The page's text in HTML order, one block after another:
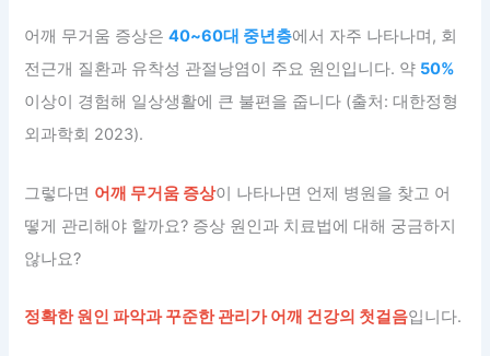
어깨 무거움 증상은40~60대 중년층에서 자주 나타나며, 회
전근개 질환과 유착성 관절낭염이 주요 원인입니다. 약 50%
이상이 경험해 일상생활에 큰 불편을 줍니다 (출처: 대한정형
외과학회 2023).
그렇다면 어깨 무거움 증상이 나타나면 언제 병원을 찾고 어
떻게 관리해야 할까요? 증상 원인과 치료법에 대해 궁금하지
않나요?
정확한 원인 파악과 꾸준한 관리가 어깨 건강의 첫걸음입니다.